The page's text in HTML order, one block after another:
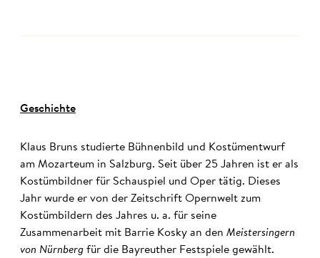
Geschichte
Klaus Bruns studierte Bühnenbild und Kostümentwurf
am Mozarteum in Salzburg. Seit über 25 Jahren ist er als
Kostümbildner für Schauspiel und Oper tätig. Dieses
Jahr wurde er von der Zeitschrift Opernwelt zum
Kostümbildern des Jahres u. a. für seine
Zusammenarbeit mit Barrie Kosky an den Meistersingern
von Nürnberg für die Bayreuther Festspiele gewählt.